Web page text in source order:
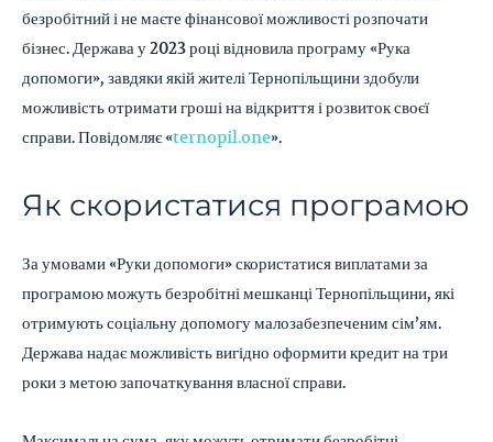
безробітний і не маєте фінансової можливості розпочати
бізнес. Держава у 2023 році відновила програму «Рука
допомоги», завдяки якій жителі Тернопільщини здобули
можливість отримати гроші на відкриття і розвиток своєї
справи. Повідомляє «ternopil.one».
Як скористатися програмою
За умовами «Руки допомоги» скористатися виплатами за
програмою можуть безробітні мешканці Тернопільщини, які
отримують соціальну допомогу малозабезпеченим сім’ям.
Держава надає можливість вигідно оформити кредит на три
роки з метою започаткування власної справи.